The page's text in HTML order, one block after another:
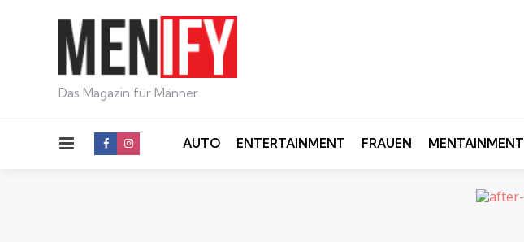
Das Magazin für Männer
Menu AUTO ENTERTAINMENT FRAUEN MENTAINMENT